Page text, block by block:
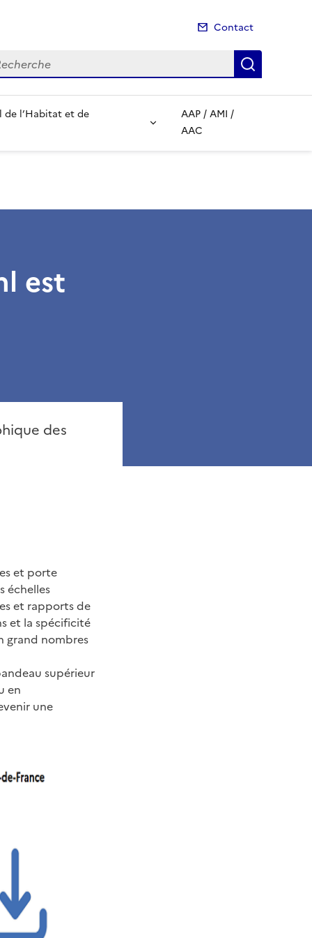
Contact
de l’Habitat et de
AAP / AMI /
AAC
est
des
et porte
échelles
et rapports de
et la spécificité
grand nombres
supérieur
en
une